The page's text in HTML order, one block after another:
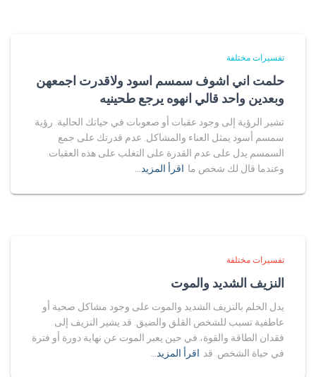
تفسيرات مختلفة
حلمت اني اشوف سمسم اسود ولاقدرت اجمعهن
وبعدين واحد قالي انهوه يرجع طحينيه
تشير الرؤية إلى وجود عقبات أو صعوبات في حياتك الحالية. رؤية
سمسم أسود يمثل العناء والمشاكل. عدم قدرتك على جمع
السمسم يدل على عدم القدرة على التغلب على هذه العقبات.
وعندما قال لك شخص ما اقرأ المزيد…
تفسيرات مختلفة
النزيف الشديد والموت
يدل الحلم بالنزيف الشديد والموت على وجود مشاكل صحية أو
عاطفية تسبب للشخص القلق والضيق. قد يشير النزيف إلى
فقدان الطاقة والقوة، في حين يعبر الموت عن نهاية دورة أو فترة
في حياة الشخص. قد اقرأ المزيد…